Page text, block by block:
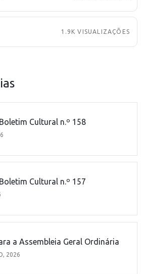
1.9K VISUALIZAÇÕES
Cultural n.º 158
Cultural n.º 157
a Assembleia Geral Ordinária
2026